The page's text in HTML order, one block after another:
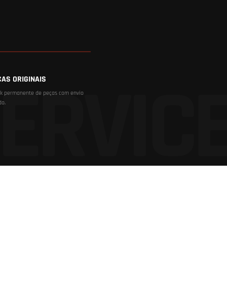
ORIGINAIS
permanente de peças com envio